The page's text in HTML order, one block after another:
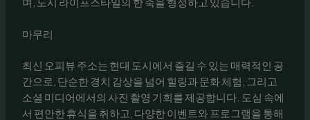
마무리
최신 오피뷰 주소는 현대 도시에서 즐길 수 있는 매력적인 공
간으로, 단순한 경치 감상을 넘어 힐링과 문화 체험, 그리고
소셜 미디어에서의 사진 촬영 기회를 제공합니다. 도심 속에
서 편안한 휴식을 취하고, 다양한 이벤트와 프로그램을 통해